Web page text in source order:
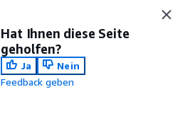
Hat Ihnen diese Seite
geholfen?
Ja
Nein
Feedback geben